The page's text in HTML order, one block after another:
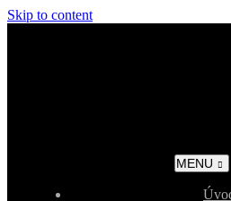
Skip to content
MENU